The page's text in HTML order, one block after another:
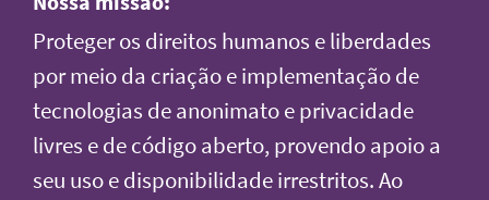
Proteger os direitos humanos e liberdades
por meio da criação e implementação de
tecnologias de anonimato e privacidade
livres e de código aberto, provendo apoio a
seu uso e disponibilidade irrestritos. Ao